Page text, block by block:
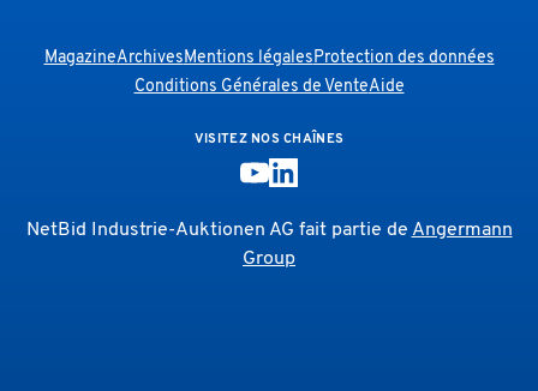
MagazineArchivesMentions légalesProtection des données
Conditions Générales de VenteAide
VISITEZ NOS CHAÎNES
NetBid Industrie-Auktionen AG fait partie deAngermann
Group